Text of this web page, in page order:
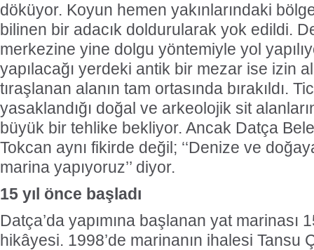
döküyor. Koyun hemen yakınlarındaki
bilinen bir adacık doldurularak yok edildi.
merkezine yine dolgu yöntemiyle yol
yapılacağı yerdeki antik bir mezar ise izin
tıraşlanan alanın tam ortasında bırakıldı.
yasaklandığı doğal ve arkeolojik sit
büyük bir tehlike bekliyor. Ancak Datça
Tokcan aynı fikirde değil; ‘‘Denize ve
marina yapıyoruz’’ diyor.
15 yıl önce başladı
Datça’da yapımına başlanan yat marinası
hikâyesi. 1998’de marinanın ihalesi Tansu